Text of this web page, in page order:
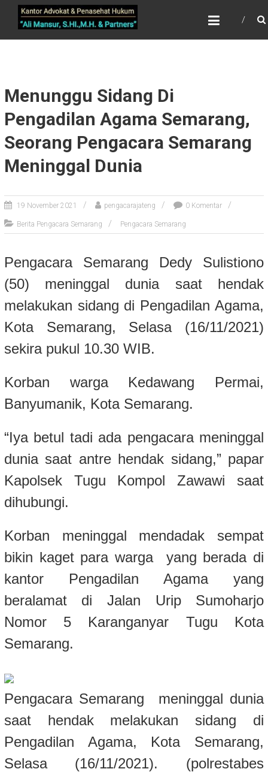
content
PENGACARA SEMARANG ~
ALI MANSUR, S.HI.,M.H &
Menunggu Sidang Di
Pengadilan Agama Semarang,
Seorang Pengacara Semarang
Meninggal Dunia
19 November 2021 pengacarajateng 0 Komentar
Berita Pengacara Semarang Pengacara Semarang
Pengacara Semarang Dedy Sulistiono
(50) meninggal dunia saat hendak
melakukan sidang di Pengadilan Agama,
Kota Semarang, Selasa (16/11/2021)
sekira pukul 10.30 WIB.
Korban warga Kedawang Permai,
Banyumanik, Kota Semarang.
“Iya betul tadi ada pengacara meninggal
dunia saat antre hendak sidang,” papar
Kapolsek Tugu Kompol Zawawi saat
dihubungi.
Korban meninggal mendadak sempat
bikin kaget para warga yang berada di
kantor Pengadilan Agama yang
beralamat di Jalan Urip Sumoharjo
Nomor 5 Karanganyar Tugu Kota
Semarang.
Pengacara Semarang meninggal dunia
saat hendak melakukan sidang di
Pengadilan Agama, Kota Semarang,
Selasa (16/11/2021). (polrestabes